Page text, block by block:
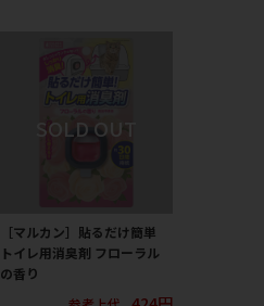
［マルカン］貼るだけ簡単
トイレ用消臭剤 フローラル
の香り